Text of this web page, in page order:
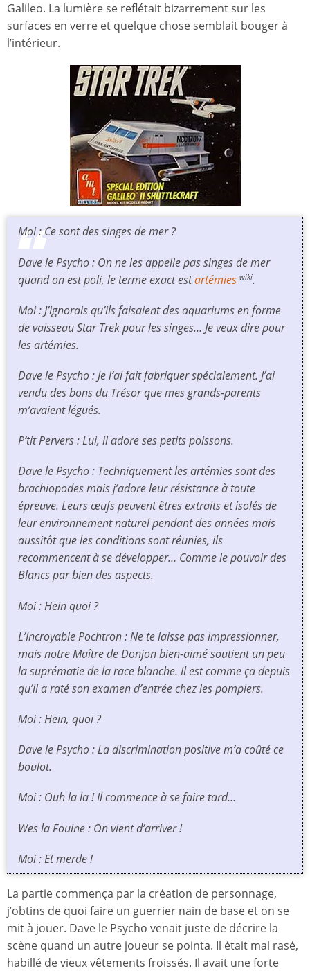
Galileo. La lumière se reflétait bizarrement sur les
surfaces en verre et quelque chose semblait bouger à
l’intérieur.
Moi : Ce sont des singes de mer ?
Dave le Psycho : On ne les appelle pas singes de mer
quand on est poli, le terme exact estartémies wiki.
Moi : J’ignorais qu’ils faisaient des aquariums en forme
de vaisseauStar Trekpour les singes… Je veux dire pour
les artémies.
Dave le Psycho : Je l’ai fait fabriquer spécialement. J’ai
vendu des bons du Trésor que mes grands-parents
m’avaient légués.
P’tit Pervers : Lui, il adore ses petits poissons.
Dave le Psycho : Techniquement les artémies sont des
brachiopodes mais j’adore leur résistance à toute
épreuve. Leurs œufs peuvent êtres extraits et isolés de
leur environnement naturel pendant des années mais
aussitôt que les conditions sont réunies, ils
recommencent à se développer… Comme le pouvoir des
Blancs par bien des aspects.
Moi : Hein quoi ?
L’Incroyable Pochtron : Ne te laisse pas impressionner,
mais notre Maître de Donjon bien-aimé soutient un peu
la suprématie de la race blanche. Il est comme ça depuis
qu’il a raté son examen d’entrée chez les pompiers.
Moi : Hein, quoi ?
Dave le Psycho : La discrimination positive m’a coûté ce
boulot.
Moi : Ouh la la ! Il commence à se faire tard…
Wes la Fouine : On vient d’arriver !
Moi : Et merde !
La partie commença par la création de personnage,
j’obtins de quoi faire un guerrier nain de base et on se
mit à jouer. Dave le Psycho venait juste de décrire la
scène quand un autre joueur se pointa. Il était mal rasé,
habillé de vieux vêtements froissés. Il avait une forte